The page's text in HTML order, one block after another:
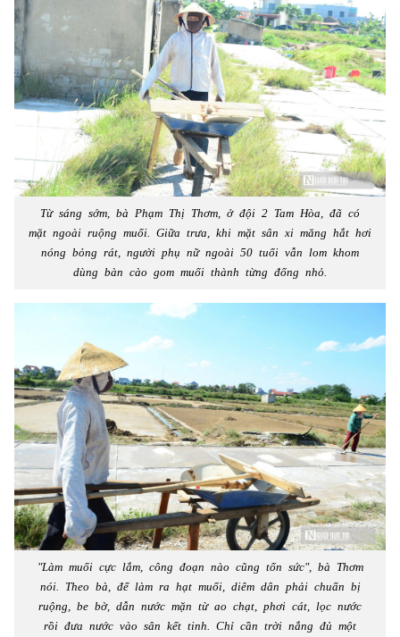
Từ sáng sớm, bà Phạm Thị Thơm, ở đội 2 Tam Hòa, đã có
mặt ngoài ruộng muối. Giữa trưa, khi mặt sân xi măng hắt hơi
nóng bỏng rát, người phụ nữ ngoài 50 tuổi vẫn lom khom
dùng bàn cào gom muối thành từng đống nhỏ.
"Làm muối cực lắm, công đoạn nào cũng tốn sức", bà Thơm
nói. Theo bà, để làm ra hạt muối, diêm dân phải chuẩn bị
ruộng, be bờ, dẫn nước mặn từ ao chạt, phơi cát, lọc nước
rồi đưa nước vào sân kết tinh. Chỉ cần trời nắng đủ một